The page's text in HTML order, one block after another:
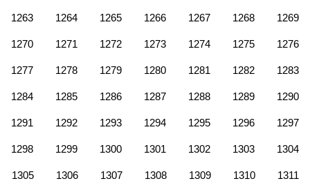
1263 1264 1265 1266 1267 1268 1269
1270 1271 1272 1273 1274 1275 1276
1277 1278 1279 1280 1281 1282 1283
1284 1285 1286 1287 1288 1289 1290
1291 1292 1293 1294 1295 1296 1297
1298 1299 1300 1301 1302 1303 1304
1305 1306 1307 1308 1309 1310 1311